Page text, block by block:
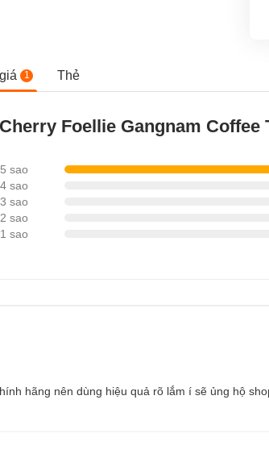
1 Thẻ
Foellie Gangnam
5 sao
4 sao
3 sao
2 sao
1 sao
hãng nên dùng hiệu quả rõ lắm í sẽ ủng hộ